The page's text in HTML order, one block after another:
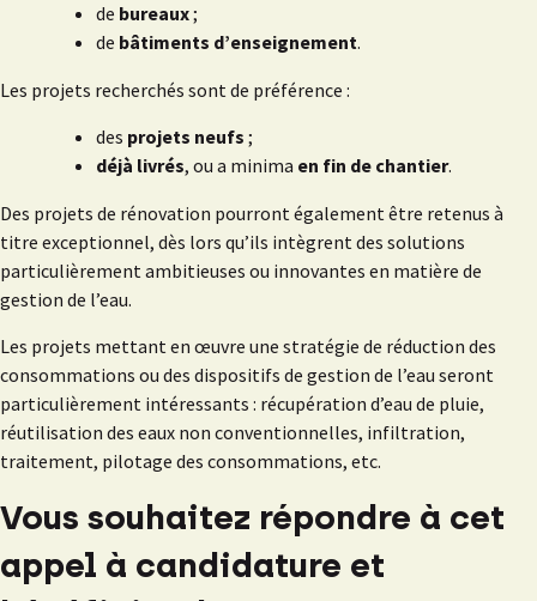
de bureaux;
de bâtiments d’enseignement.
Les projets recherchés sont de préférence :
des projets neufs ;
déjà livrés, ou a minima en fin de chantier.
Des projets de rénovation pourront également être retenus à
titre exceptionnel, dès lors qu’ils intègrent des solutions
particulièrement ambitieuses ou innovantes en matière de
gestion de l’eau.
Les projets mettant en œuvre une stratégie de réduction des
consommations ou des dispositifs de gestion de l’eau seront
particulièrement intéressants : récupération d’eau de pluie,
réutilisation des eaux non conventionnelles, infiltration,
traitement, pilotage des consommations, etc.
Vous souhaitez répondre à cet
appel à candidature et